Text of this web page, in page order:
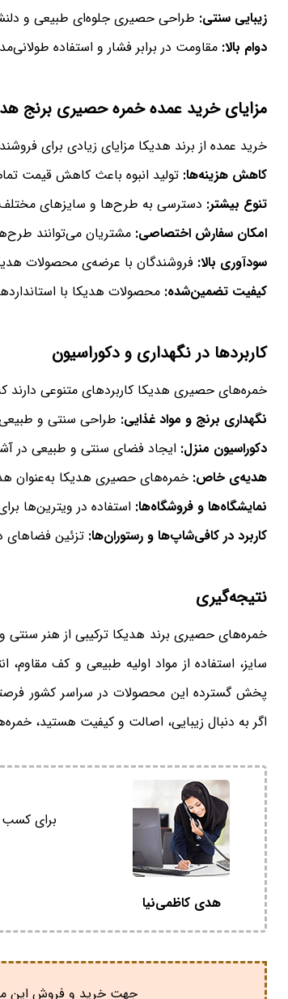
زیبایی سنتی: طراحی حصیری جلوه‌ای طبیعی و
دوام بالا: مقاومت در برابر فشار و استفاده
مزایای خرید عمده خمره حصیری برنج
خرید عمده از برند هدیکا مزایای زیادی برای
کاهش هزینه‌ها: تولید انبوه باعث کاهش قیمت
تنوع بیشتر: دسترسی به طرح‌ها و سایزهای
امکان سفارش اختصاصی: مشتریان می‌توانند
سودآوری بالا: فروشندگان با عرضه‌ی محصولات
کیفیت تضمین‌شده: محصولات هدیکا با
کاربردها در نگهداری و دکوراسیون
خمره‌های حصیری هدیکا کاربردهای متنوعی دارند
نگهداری برنج و مواد غذایی: طراحی سنتی و
دکوراسیون منزل: ایجاد فضای سنتی و طبیعی در
هدیه‌ی خاص: خمره‌های حصیری هدیکا به‌عنوان
نمایشگاه‌ها و فروشگاه‌ها: استفاده در ویترین‌ها
کاربرد در کافی‌شاپ‌ها و رستوران‌ها: تزئین
نتیجه‌گیری
خمره‌های حصیری برند هدیکا ترکیبی از هنر
سایز، استفاده از مواد اولیه طبیعی و کف
پخش گسترده این محصولات در سراسر کشور
اگر به دنبال زیبایی، اصالت و کیفیت هستید،
هدی کاظمی‌نیا
برای کسب
جهت خرید و فروش این